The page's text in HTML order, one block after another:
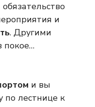
и
. Другими
покое…
и вы
по лестнице к